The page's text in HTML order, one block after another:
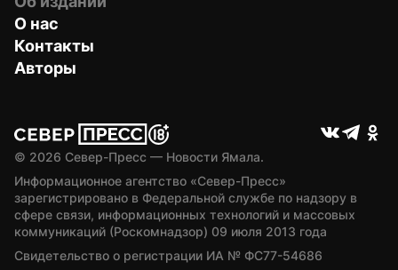
О нас
Контакты
Авторы
© 2026 Север-Пресс — Новости Ямала.
Информационное агентство «Север-Пресс»
зарегистрировано в Федеральной службе по надзору в
сфере связи, информационных технологий и массовых
коммуникаций (Роскомнадзор) 09 июля 2013 года
Свидетельство о регистрации ИА № ФС77-54686